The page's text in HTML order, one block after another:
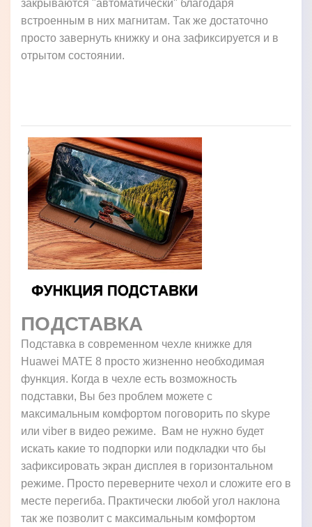
закрываются "автоматически" благодаря
встроенным в них магнитам. Так же достаточно
просто завернуть книжку и она зафиксируется и в
отрытом состоянии.
ПОДСТАВКА
Подставка в современном чехле книжке для
Huawei MATE 8 просто жизненно необходимая
функция. Когда в чехле есть возможность
подставки, Вы без проблем можете с
максимальным комфортом поговорить по skype
или viber в видео режиме. Вам не нужно будет
искать какие то подпорки или подкладки что бы
зафиксировать экран дисплея в горизонтальном
режиме. Просто переверните чехол и сложите его в
месте перегиба. Практически любой угол наклона
так же позволит с максимальным комфортом